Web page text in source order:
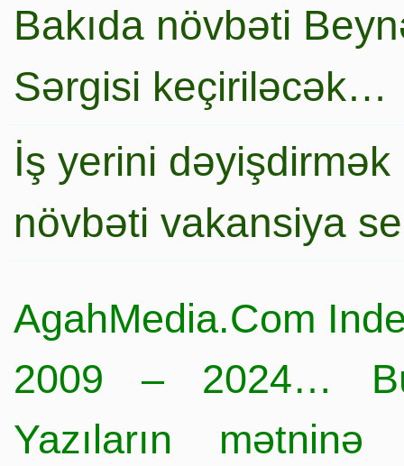
Bakıda növbəti
Sərgisi keçiriləcək…
İş yerini
növbəti vakansiya
AgahMedia.Com
2009 – 2024…
Yazıların